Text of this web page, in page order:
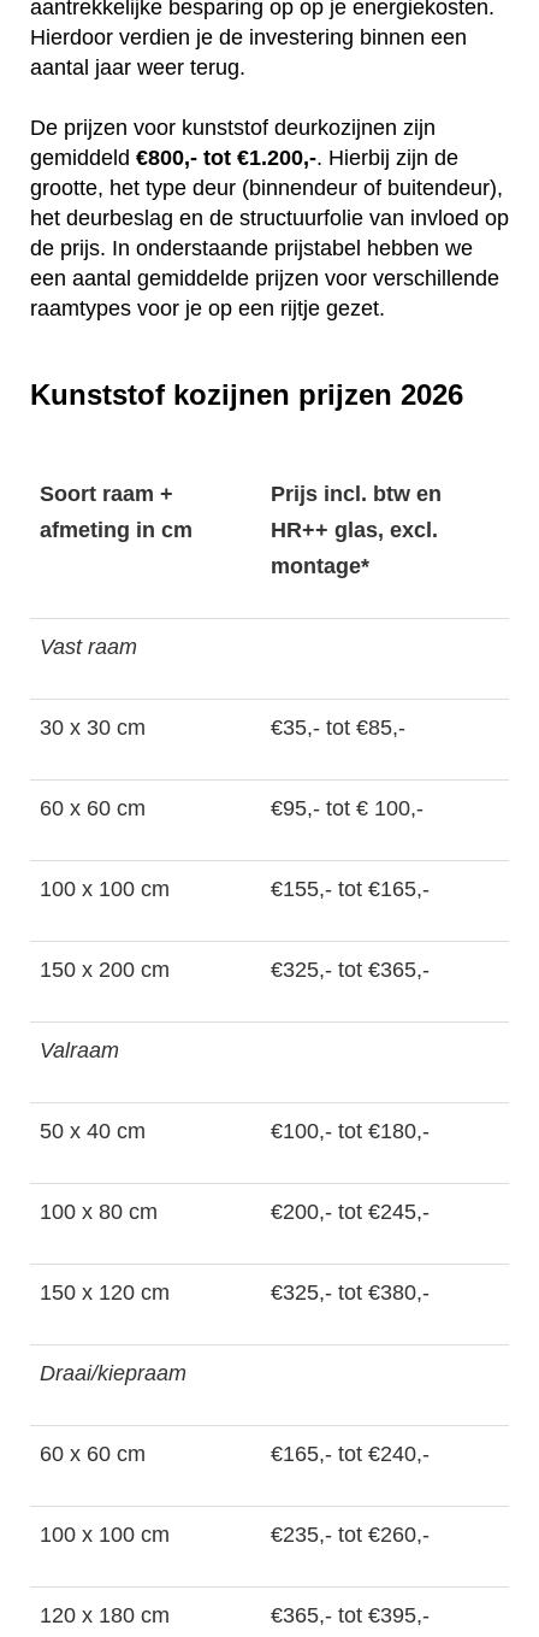
aantrekkelijke besparing op op je energiekosten.
Hierdoor verdien je de investering binnen een
aantal jaar weer terug.
De prijzen voor kunststof deurkozijnen zijn
gemiddeld €800,- tot €1.200,-. Hierbij zijn de
grootte, het type deur (binnendeur of buitendeur),
het deurbeslag en de structuurfolie van invloed op
de prijs. In onderstaande prijstabel hebben we
een aantal gemiddelde prijzen voor verschillende
raamtypes voor je op een rijtje gezet.
Kunststof kozijnen prijzen 2026
Soort raam +
afmeting in cm
Prijs incl. btw en
HR++ glas, excl.
montage*
Vast raam
30 x 30 cm €35,- tot €85,-
60 x 60 cm €95,- tot € 100,-
100 x 100 cm €155,- tot €165,-
150 x 200 cm €325,- tot €365,-
Valraam
50 x 40 cm €100,- tot €180,-
100 x 80 cm €200,- tot €245,-
150 x 120 cm €325,- tot €380,-
Draai/kiepraam
60 x 60 cm €165,- tot €240,-
100 x 100 cm €235,- tot €260,-
120 x 180 cm €365,- tot €395,-